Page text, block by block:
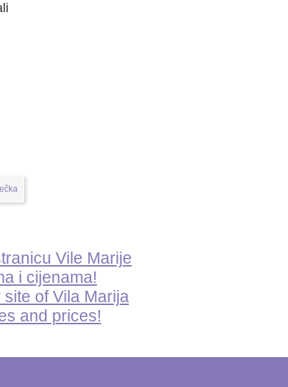
Vile Marije
i cijenama!
of Vila Marija
and prices!